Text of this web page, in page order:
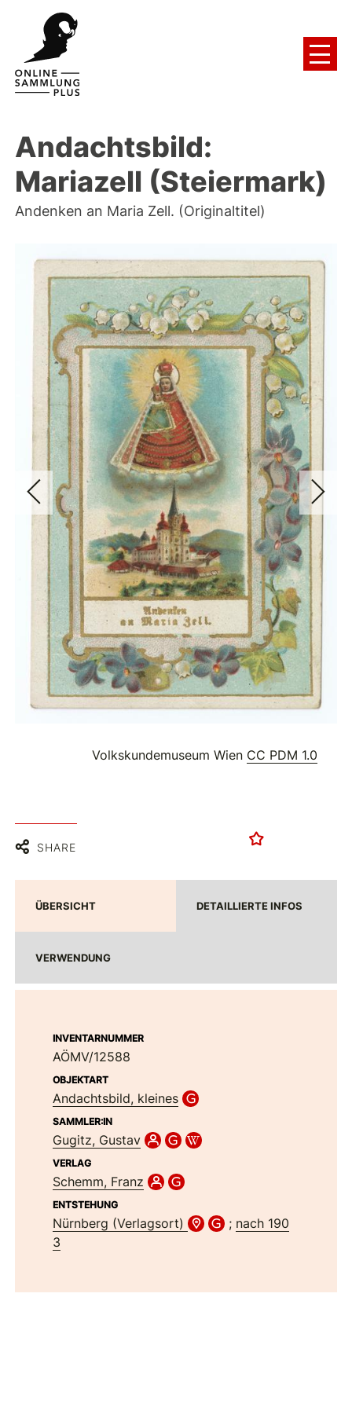
Andachtsbild:
Mariazell (Steiermark)
Andenken an Maria Zell. (Originaltitel)
Volkskundemuseum Wien CC PDM 1.0
SHARE
ÜBERSICHT DETAILLIERTE INFOS
VERWENDUNG
INVENTARNUMMER
AÖMV/12588
OBJEKTART
Andachtsbild, kleines
SAMMLER:IN
Gugitz, Gustav
VERLAG
Schemm, Franz
ENTSTEHUNG
Nürnberg (Verlagsort) ; nach 190
3